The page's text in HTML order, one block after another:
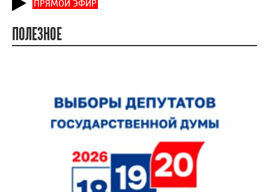
ПРЯМОЙ ЭФИР
ПОЛЕЗНОЕ